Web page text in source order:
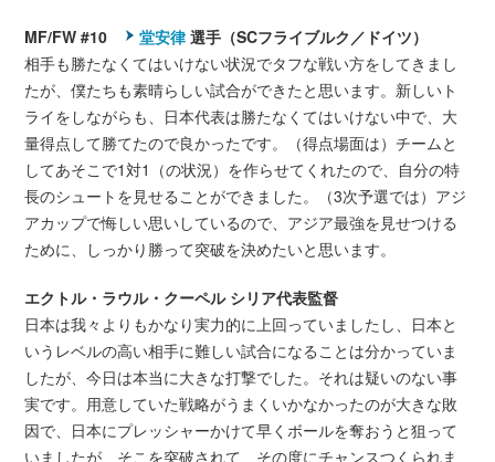
MF/FW #10 堂安律選手（SCフライブルク／ドイツ）
相手も勝たなくてはいけない状況でタフな戦い方をしてきまし
たが、僕たちも素晴らしい試合ができたと思います。新しいト
ライをしながらも、日本代表は勝たなくてはいけない中で、大
量得点して勝てたので良かったです。（得点場面は）チームと
してあそこで1対1（の状況）を作らせてくれたので、自分の特
長のシュートを見せることができました。（3次予選では）アジ
アカップで悔しい思いしているので、アジア最強を見せつける
ために、しっかり勝って突破を決めたいと思います。
エクトル・ラウル・クーペル シリア代表監督
日本は我々よりもかなり実力的に上回っていましたし、日本と
いうレベルの高い相手に難しい試合になることは分かっていま
したが、今日は本当に大きな打撃でした。それは疑いのない事
実です。用意していた戦略がうまくいかなかったのが大きな敗
因で、日本にプレッシャーかけて早くボールを奪おうと狙って
いましたが、そこを突破されて、その度にチャンスつくられま